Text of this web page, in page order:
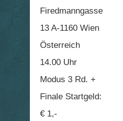
Firedmanngasse
13 A-1160 Wien
Österreich
14.00 Uhr
Modus 3 Rd. +
Finale Startgeld:
€ 1,-